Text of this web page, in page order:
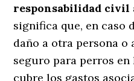
responsabilidad civil
significa que, en caso
daño a otra persona o
seguro para perros en
cubre los gastos